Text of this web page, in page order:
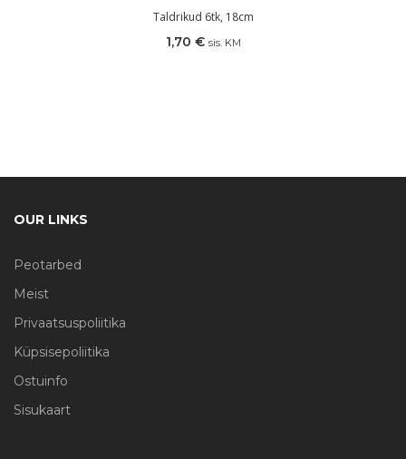
Taldrikud 6tk, 18cm
1,70 € sis. KM
OUR LINKS
Peotarbed
Meist
Privaatsuspoliitika
Küpsisepoliitika
Ostuinfo
Sisukaart